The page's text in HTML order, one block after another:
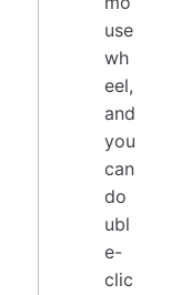
use
wh
eel,
and
you
can
do
ubl
e-
clic